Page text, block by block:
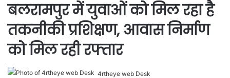
बलरामपुर में युवाओं को मिल रहा है
तकनीकी प्रशिक्षण, आवास निर्माण
को मिल रही रफ्तार
4rtheye web Desk